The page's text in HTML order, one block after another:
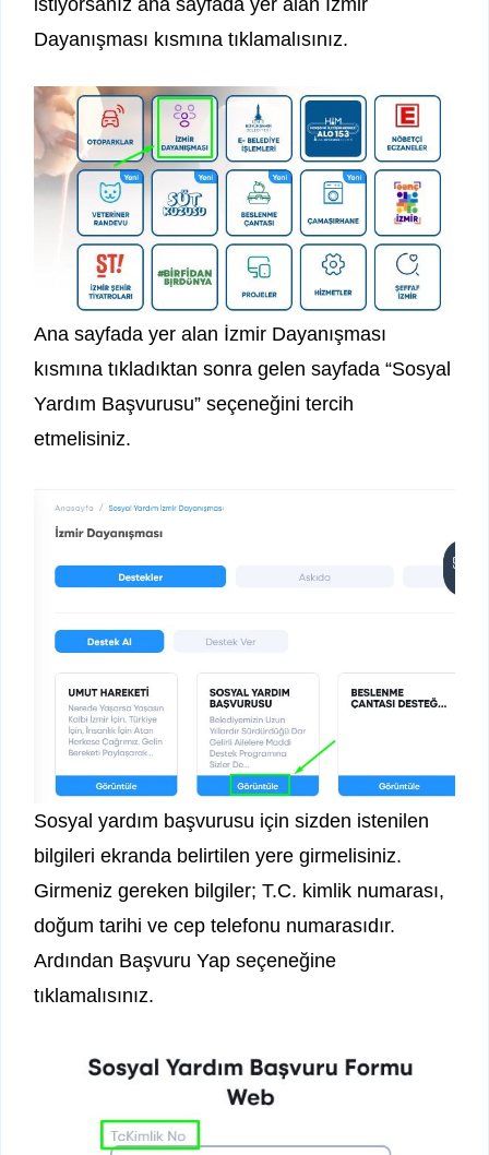
istiyorsanız ana sayfada yer alan İzmir
Dayanışması kısmına tıklamalısınız.
Ana sayfada yer alan İzmir Dayanışması
kısmına tıkladıktan sonra gelen sayfada “Sosyal
Yardım Başvurusu” seçeneğini tercih
etmelisiniz.
Sosyal yardım başvurusu için sizden istenilen
bilgileri ekranda belirtilen yere girmelisiniz.
Girmeniz gereken bilgiler; T.C. kimlik numarası,
doğum tarihi ve cep telefonu numarasıdır.
Ardından Başvuru Yap seçeneğine
tıklamalısınız.